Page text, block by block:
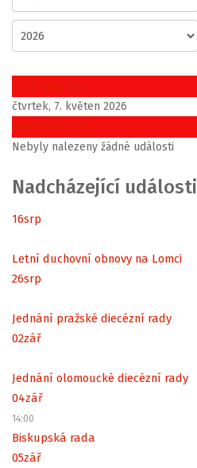
Předchozí den
čtvrtek, 7. květen 2026
Následující den
Nebyly nalezeny žádné události
Nadcházející události
16srp
Letní duchovní obnovy na Lomci
26srp
Jednání pražské diecézní rady
02zář
Jednání olomoucké diecézní rady
04zář
14:00
Biskupská rada
05zář